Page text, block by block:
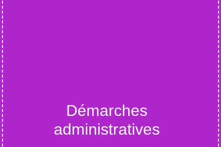
Démarches
administratives